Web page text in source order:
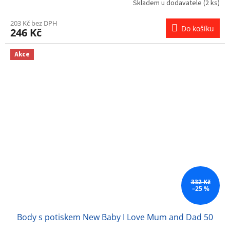
Skladem u dodavatele (2 ks)
203 Kč bez DPH
246 Kč Do košíku
Akce
332 Kč
–25 %
Body s potiskem New Baby I Love Mum and Dad 50